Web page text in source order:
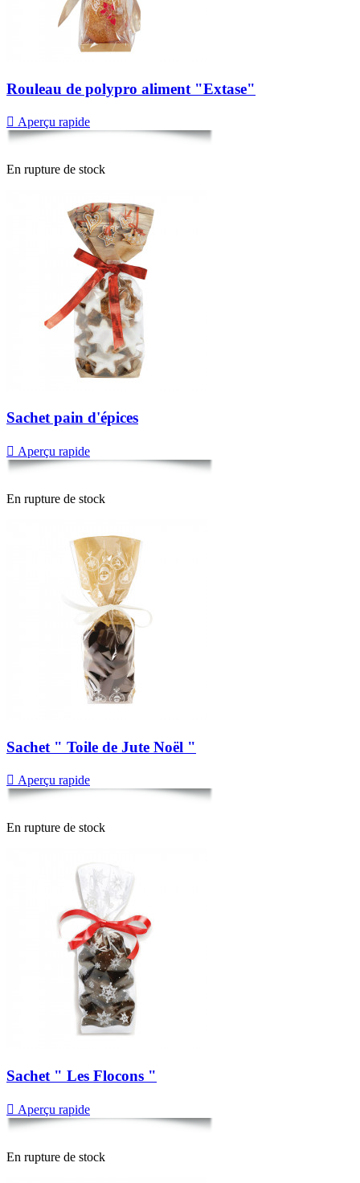
Rouleau de polypro aliment "Extase"
 Aperçu rapide
En rupture de stock
Sachet pain d'épices
 Aperçu rapide
En rupture de stock
Sachet " Toile de Jute Noël "
 Aperçu rapide
En rupture de stock
Sachet " Les Flocons "
 Aperçu rapide
En rupture de stock